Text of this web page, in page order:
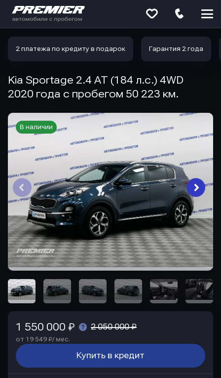
2 платежа по кредиту в подарок Гарантия 2 года
Kia Sportage 2.4 AT (184 л.с.) 4WD
2020 года с пробегом 50 223 км.
В наличии
1 550 000 ₽ 2 050 000 ₽
от 19 549 ₽/ мес.
Купить в кредит